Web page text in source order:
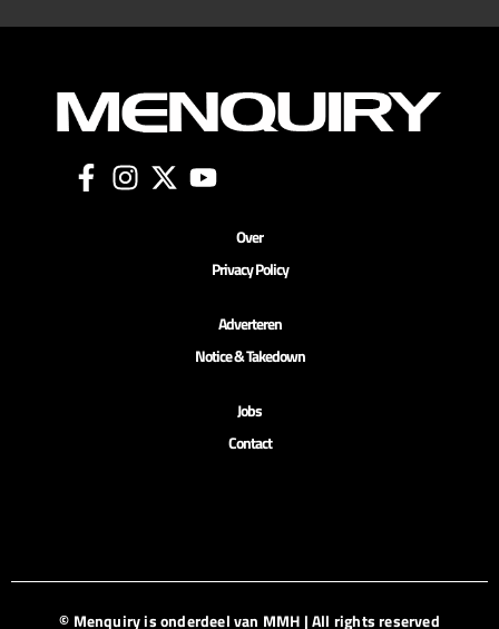
Over
Privacy Policy
Adverteren
Notice & Takedown
Jobs
Contact
© Menquiry is onderdeel van MMH | All rights reserved